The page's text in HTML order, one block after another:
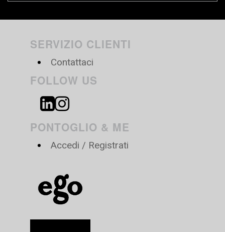
SERVIZIO CLIENTI
Contattaci
FOLLOW US
PONTOGLIO & ME
Accedi / Registrati